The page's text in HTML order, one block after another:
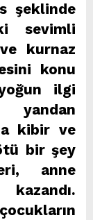
şeklinde
sevimli
kurnaz
konu
ilgi
kibir ve
bir şey
anne